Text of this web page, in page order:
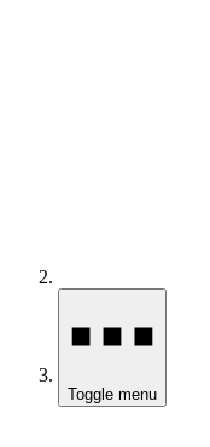
Toggle menu